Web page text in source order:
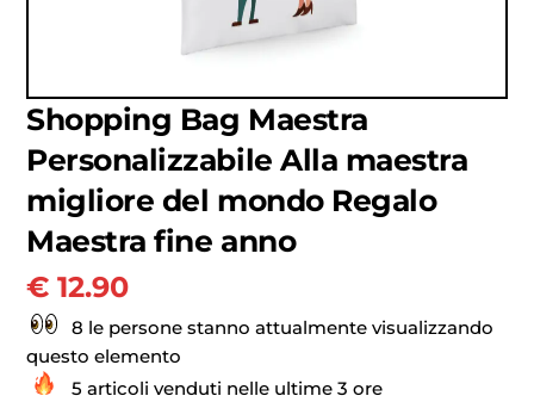
Shopping Bag Maestra
Personalizzabile Alla maestra
migliore del mondo Regalo
Maestra fine anno
€ 12.90
8 le persone stanno attualmente visualizzando
questo elemento
5 articoli venduti nelle ultime 3 ore